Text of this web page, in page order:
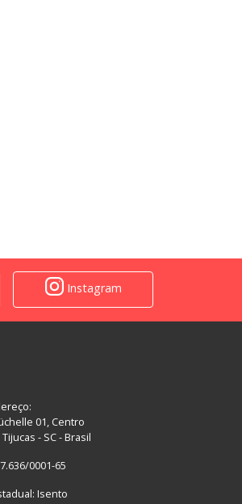
Instagram
01, Centro
Tijucas - SC - Brasil
0001-65
Isento